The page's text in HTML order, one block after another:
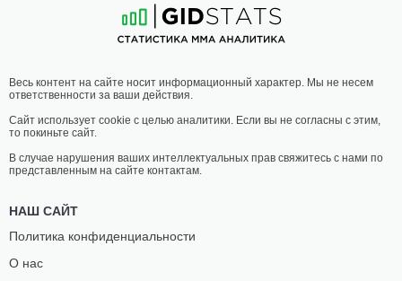
ТРИНАЛДО
28-9- 0
01:05 МСК
ПОЛУСРЕДНИЙ ВЕС 77.1 КГ
САЛИХОВ
Весь контент на сайте носит информационный характер. Мы не несем
ответственности за ваши действия.
Сайт использует cookie с целью аналитики. Если вы не согласны с этим,
то покиньте сайт.
В случае нарушения ваших интеллектуальных прав свяжитесь с нами по
представленным на сайте контактам.
НАШ САЙТ
Политика конфиденциальности
О нас